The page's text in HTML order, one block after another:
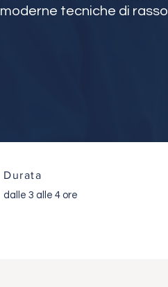
moderne tecniche di
Durata
dalle 3 alle 4 ore